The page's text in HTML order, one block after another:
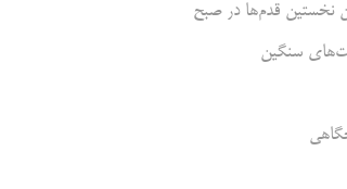
نخستین قدم‌ها در صبح
سنگین